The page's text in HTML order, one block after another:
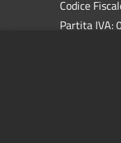
Codice
Partita IVA: